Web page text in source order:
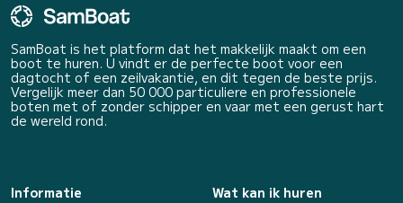
SamBoat is het platform dat het makkelijk maakt om een
boot te huren. U vindt er de perfecte boot voor een
dagtocht of een zeilvakantie, en dit tegen de beste prijs.
Vergelijk meer dan 50 000 particuliere en professionele
boten met of zonder schipper en vaar met een gerust hart
de wereld rond.
Informatie
Wat kan ik huren